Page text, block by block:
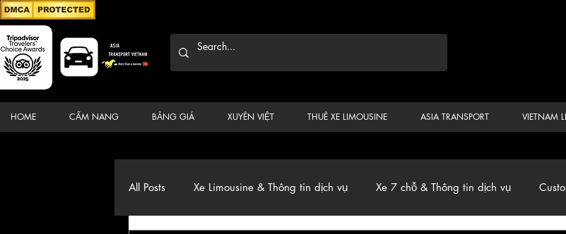
HOME CẨM NANG BẢNG GIÁ XUYÊN VIỆT THUÊ XE LIMOUSINE ASIA TRANSPORT VIETNAM
All Posts Xe Limousine & Thông tin dịch vụ Xe 7 chỗ & Thông tin dịch vụ